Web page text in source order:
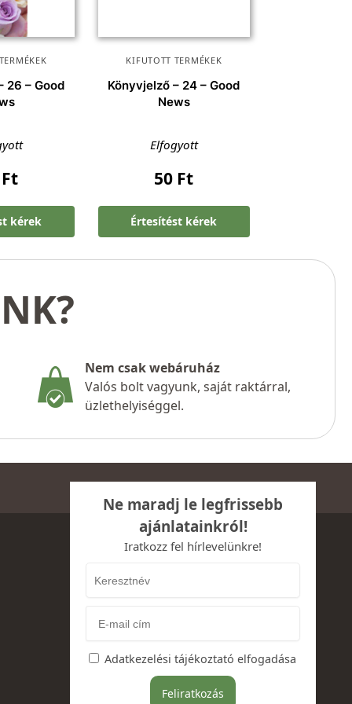
26 – Good
Ft
kérek
KIFUTOTT TERMÉKEK
Könyvjelző – 24 – Good
News
Elfogyott
50 Ft
Értesítést kérek
Nem csak webáruház
Valós bolt vagyunk, saját raktárral,
üzlethelyiséggel.
Ne maradj le legfrissebb
ajánlatainkról!
Iratkozz fel hírlevelünkre!
Adatkezelési tájékoztató elfogadása